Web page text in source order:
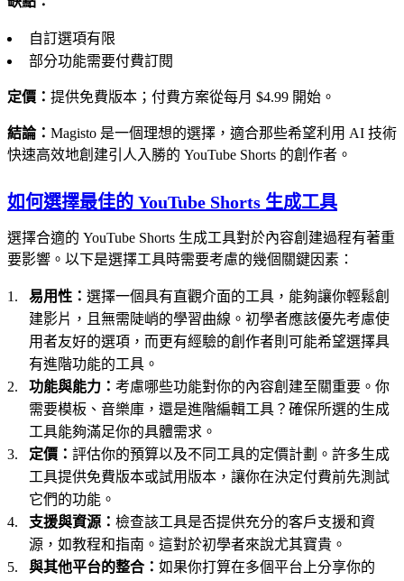
自訂選項有限
部分功能需要付費訂閱
定價： 提供免費版本；付費方案從每月 $4.99 開始。
結論： Magisto 是一個理想的選擇，適合那些希望利用 AI 技術
快速高效地創建引人入勝的 YouTube Shorts 的創作者。
如何選擇最佳的 YouTube Shorts 生成工具
選擇合適的 YouTube Shorts 生成工具對於內容創建過程有著重
要影響。以下是選擇工具時需要考慮的幾個關鍵因素：
易用性： 選擇一個具有直觀介面的工具，能夠讓你輕鬆創
建影片，且無需陡峭的學習曲線。初學者應該優先考慮使
用者友好的選項，而更有經驗的創作者則可能希望選擇具
有進階功能的工具。
功能與能力： 考慮哪些功能對你的內容創建至關重要。你
需要模板、音樂庫，還是進階編輯工具？確保所選的生成
工具能夠滿足你的具體需求。
定價： 評估你的預算以及不同工具的定價計劃。許多生成
工具提供免費版本或試用版本，讓你在決定付費前先測試
它們的功能。
支援與資源： 檢查該工具是否提供充分的客戶支援和資
源，如教程和指南。這對於初學者來說尤其寶貴。
與其他平台的整合： 如果你打算在多個平台上分享你的